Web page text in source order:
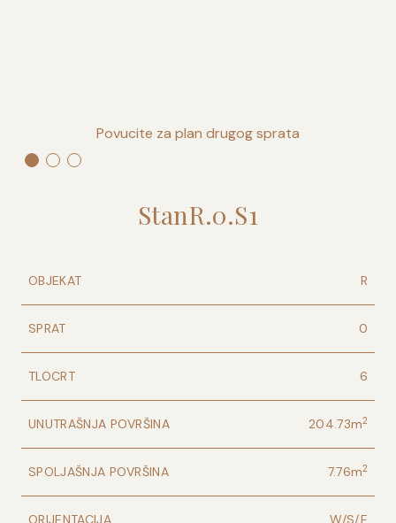
StanR.0.S1
OBJEKAT R
SPRAT 0
TLOCRT 6
UNUTRAŠNJA POVRŠINA 204.73m2
SPOLJAŠNJA POVRŠINA 7.76m2
ORIJENTACIJA W/S/E
Povucite za plan drugog sprata